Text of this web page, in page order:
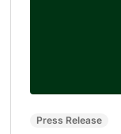
Press Release